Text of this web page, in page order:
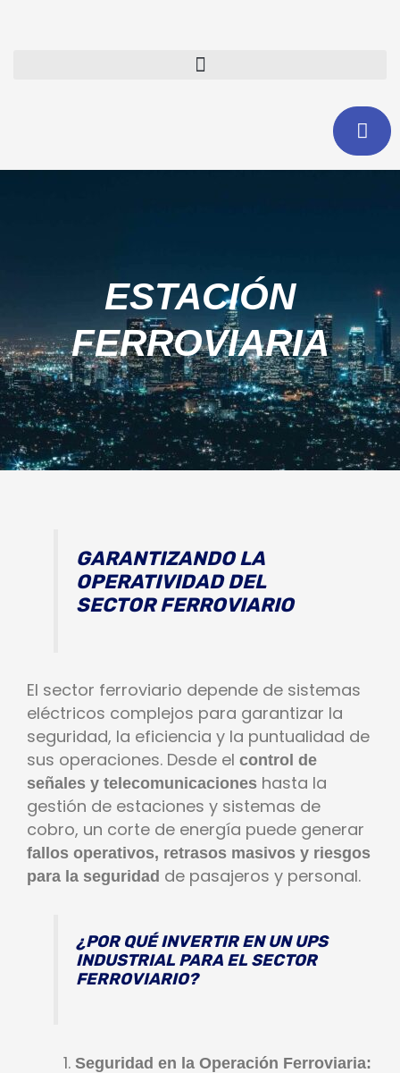
ESTACIÓN
FERROVIARIA
GARANTIZANDO LA
OPERATIVIDAD DEL
SECTOR FERROVIARIO
El sector ferroviario depende de sistemas
eléctricos complejos para garantizar la
seguridad, la eficiencia y la puntualidad de
sus operaciones. Desde el control de
señales y telecomunicaciones hasta la
gestión de estaciones y sistemas de
cobro, un corte de energía puede generar
fallos operativos, retrasos masivos y riesgos
para la seguridad de pasajeros y personal.
¿POR QUÉ INVERTIR EN UN UPS
INDUSTRIAL PARA EL SECTOR
FERROVIARIO?
Seguridad en la Operación Ferroviaria: